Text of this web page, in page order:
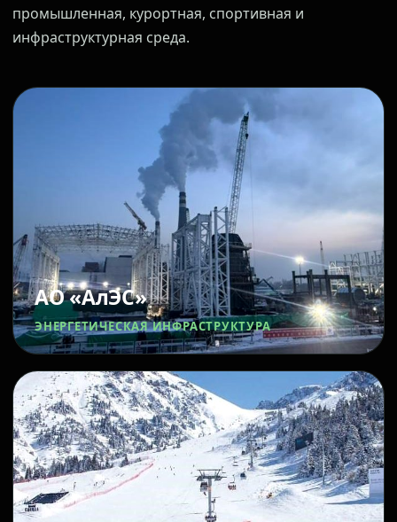
промышленная, курортная, спортивная и
инфраструктурная среда.
АО «АлЭС»
ЭНЕРГЕТИЧЕСКАЯ ИНФРАСТРУКТУРА